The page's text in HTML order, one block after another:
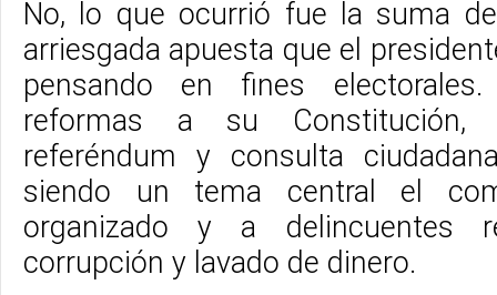
No, lo que ocurrió fue la suma
arriesgada apuesta que el
pensando en fines
reformas a su Constitución,
referéndum y consulta
siendo un tema central el
organizado y a delincuentes
corrupción y lavado de dinero.